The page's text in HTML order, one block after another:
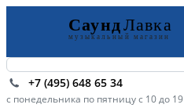
+7 (495) 648 65 34
с понедельника по пятницу с 10 до 19